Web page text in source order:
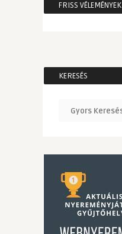
FRISS VÉLEMÉNYEK
KERESÉS